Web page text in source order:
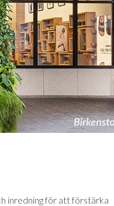
inredning för att förstärka